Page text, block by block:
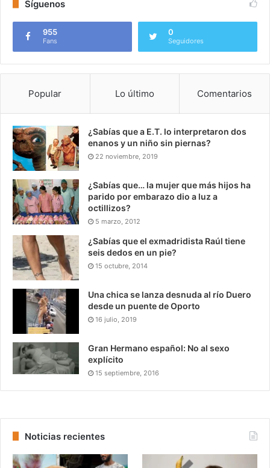
Síguenos
955
Fans
0
Seguidores
Popular Lo último Comentarios
¿Sabías que a E.T. lo interpretaron dos
enanos y un niño sin piernas?
22 noviembre, 2019
¿Sabías que… la mujer que más hijos ha
parido por embarazo dio a luz a
octillizos?
5 marzo, 2012
¿Sabías que el exmadridista Raúl tiene
seis dedos en un pie?
15 octubre, 2014
Una chica se lanza desnuda al río Duero
desde un puente de Oporto
16 julio, 2019
Gran Hermano español: No al sexo
explícito
15 septiembre, 2016
Noticias recientes